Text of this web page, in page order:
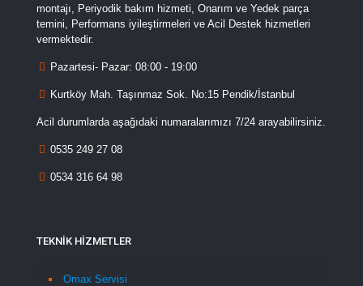
montajı, Periyodik bakım hizmeti, Onarım ve Yedek parça
temini, Performans iyileştirmeleri ve Acil Destek hizmetleri
vermektedir.
Pazartesi- Pazar: 08:00 - 19:00
Kurtköy Mah. Taşınmaz Sok. No:15 Pendik/İstanbul
Acil durumlarda aşağıdaki numaralarımızı 7/24 arayabilirsiniz.
0535 249 27 08
0534 316 64 98
TEKNİK HİZMETLER
Omax Servisi